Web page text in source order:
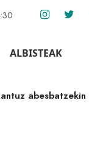
ALBISTEAK